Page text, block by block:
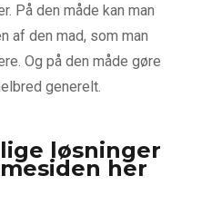
På den måde kan man
af den mad, som man
Og på den måde gøre
generelt.
løsninger
her